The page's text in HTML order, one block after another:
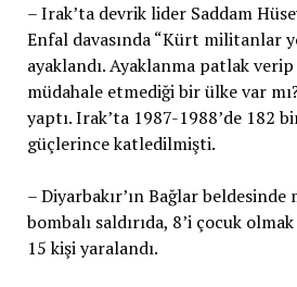
– Irak’ta devrik lider Saddam
Enfal davasında “Kürt militanlar
ayaklandı. Ayaklanma patlak
müdahale etmediği bir ülke var
yaptı. Irak’ta 1987-1988’de 182
güçlerince katledilmişti.
– Diyarbakır’ın Bağlar beldesinde
bombalı saldırıda, 8’i çocuk
15 kişi yaralandı.